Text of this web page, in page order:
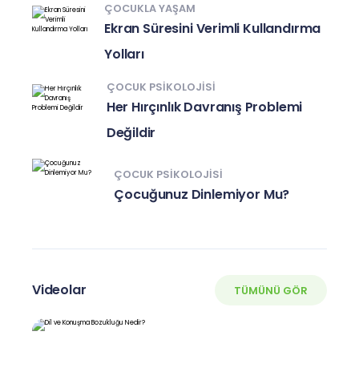
ÇOCUKLA YAŞAM
Ekran Süresini Verimli Kullandırma
Yolları
ÇOCUK PSIKOLOJISI
Her Hırçınlık Davranış Problemi
Değildir
ÇOCUK PSIKOLOJISI
Çocuğunuz Dinlemiyor Mu?
Videolar TÜMÜNÜ GÖR